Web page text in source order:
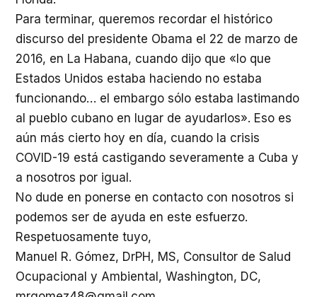
Para terminar, queremos recordar el histórico
discurso del presidente Obama el 22 de marzo de
2016, en La Habana, cuando dijo que «lo que
Estados Unidos estaba haciendo no estaba
funcionando… el embargo sólo estaba lastimando
al pueblo cubano en lugar de ayudarlos». Eso es
aún más cierto hoy en día, cuando la crisis
COVID-19 está castigando severamente a Cuba y
a nosotros por igual.
No dude en ponerse en contacto con nosotros si
podemos ser de ayuda en este esfuerzo.
Respetuosamente tuyo,
Manuel R. Gómez, DrPH, MS, Consultor de Salud
Ocupacional y Ambiental, Washington, DC,